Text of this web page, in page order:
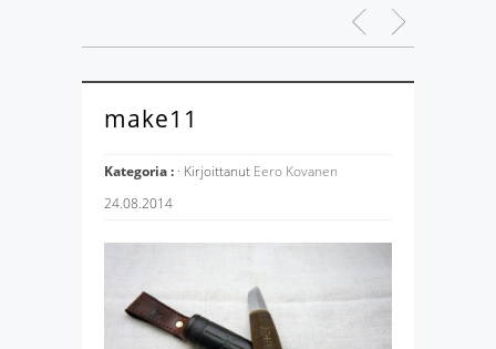
make11
Kategoria : · Kirjoittanut Eero Kovanen
24.08.2014